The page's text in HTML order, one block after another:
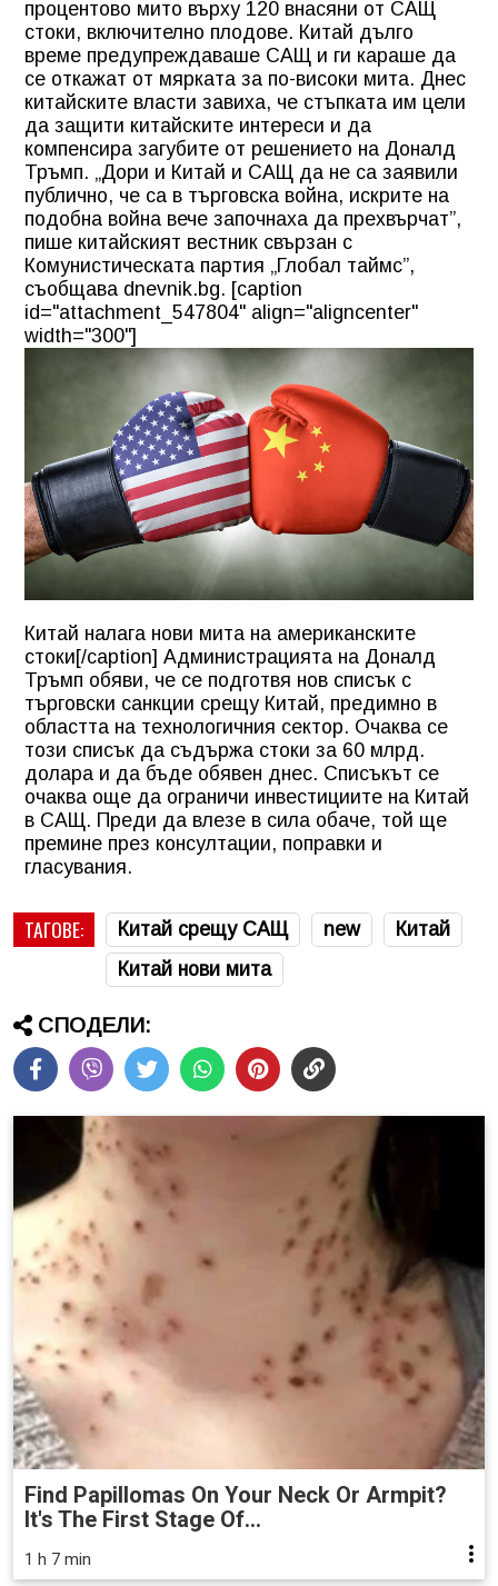
процентово мито върху 120 внасяни от САЩ
стоки, включително плодове. Китай дълго
време предупреждаваше САЩ и ги караше да
се откажат от мярката за по-високи мита. Днес
китайските власти завиха, че стъпката им цели
да защити китайските интереси и да
компенсира загубите от решението на Доналд
Тръмп. „Дори и Китай и САЩ да не са заявили
публично, че са в търговска война, искрите на
подобна война вече започнаха да прехвърчат”,
пише китайският вестник свързан с
Комунистическата партия „Глобал таймс”,
съобщава dnevnik.bg. [caption
id="attachment_547804" align="aligncenter"
width="300"]
Китай налага нови мита на американските
стоки[/caption] Администрацията на Доналд
Тръмп обяви, че се подготвя нов списък с
търговски санкции срещу Китай, предимно в
областта на технологичния сектор. Очаква се
този списък да съдържа стоки за 60 млрд.
долара и да бъде обявен днес. Списъкът се
очаква още да ограничи инвестициите на Китай
в САЩ. Преди да влезе в сила обаче, той ще
премине през консултации, поправки и
гласувания.
ТАГОВЕ: Китай срещу САЩ new
Китай
Китай нови мита
СПОДЕЛИ:
Find Papillomas On Your Neck Or Armpit?
It's The First Stage Of...
1 h 7 min